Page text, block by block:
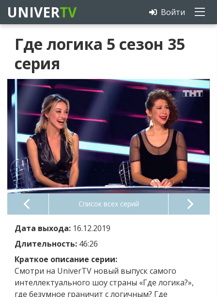
UNIVERTV Войти
Где логика 5 сезон 35
серия
Список всех серий
Дата выхода: 16.12.2019
Длительность: 46:26
Краткое описание серии:
Смотри на UniverTV новый выпуск самого
интеллектуального шоу страны «Где логика?»,
где безумное граничит с логичным? Где